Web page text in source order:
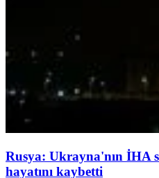
Rusya: Ukrayna'nın İHA
hayatını kaybetti